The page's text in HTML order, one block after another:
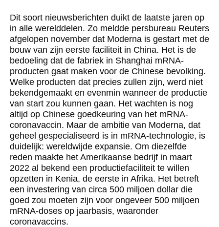
Dit soort nieuwsberichten duikt de laatste jaren op
in alle werelddelen. Zo meldde persbureau Reuters
afgelopen november dat Moderna is gestart met de
bouw van zijn eerste faciliteit in China. Het is de
bedoeling dat de fabriek in Shanghai mRNA-
producten gaat maken voor de Chinese bevolking.
Welke producten dat precies zullen zijn, werd niet
bekendgemaakt en evenmin wanneer de productie
van start zou kunnen gaan. Het wachten is nog
altijd op Chinese goedkeuring van het mRNA-
coronavaccin. Maar de ambitie van Moderna, dat
geheel gespecialiseerd is in mRNA-technologie, is
duidelijk: wereldwijde expansie. Om diezelfde
reden maakte het Amerikaanse bedrijf in maart
2022 al bekend een productiefaciliteit te willen
opzetten in Kenia, de eerste in Afrika. Het betreft
een investering van circa 500 miljoen dollar die
goed zou moeten zijn voor ongeveer 500 miljoen
mRNA-doses op jaarbasis, waaronder
coronavaccins.